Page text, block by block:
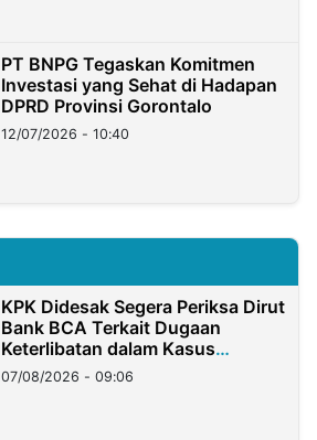
PT BNPG Tegaskan Komitmen
Investasi yang Sehat di Hadapan
DPRD Provinsi Gorontalo
12/07/2026 - 10:40
KPK Didesak Segera Periksa Dirut
Bank BCA Terkait Dugaan
Keterlibatan dalam Kasus
Hilangnya Dana Nasabah Rp2,58
Miliar
07/08/2026 - 09:06